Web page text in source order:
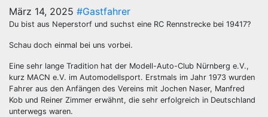
März 14, 2025 #Gastfahrer
Du bist aus Neperstorf und suchst eine RC Rennstrecke bei 19417?
Schau doch einmal bei uns vorbei.
Eine sehr lange Tradition hat der Modell-Auto-Club Nürnberg e.V.,
kurz MACN e.V. im Automodellsport. Erstmals im Jahr 1973 wurden
Fahrer aus den Anfängen des Vereins mit Jochen Naser, Manfred
Kob und Reiner Zimmer erwähnt, die sehr erfolgreich in Deutschland
unterwegs waren.